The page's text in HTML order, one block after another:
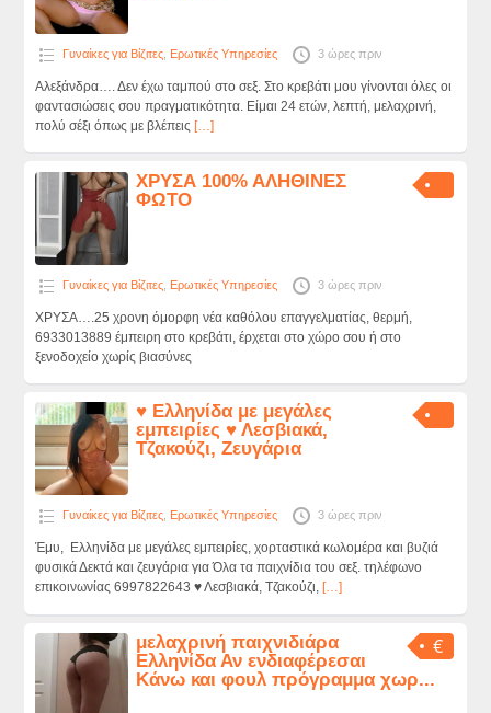
Γυναίκες για Βίζιτες, Ερωτικές Υπηρεσίες 3 ώρες πριν
Αλεξάνδρα…. Δεν έχω ταμπού στο σεξ. Στο κρεβάτι μου γίνονται όλες οι
φαντασιώσεις σου πραγματικότητα. Είμαι 24 ετών, λεπτή, μελαχρινή,
πολύ σέξι όπως με βλέπεις […]
ΧΡΥΣΑ 100% ΑΛΗΘΙΝΕΣ
ΦΩΤΟ
Γυναίκες για Βίζιτες, Ερωτικές Υπηρεσίες 3 ώρες πριν
ΧΡΥΣΑ….25 χρονη όμορφη νέα καθόλου επαγγελματίας, θερμή,
6933013889 έμπειρη στο κρεβάτι, έρχεται στο χώρο σου ή στο
ξενοδοχείο χωρίς βιασύνες
♥ Ελληνίδα με μεγάλες
εμπειρίες ♥ Λεσβιακά,
Τζακούζι, Ζευγάρια
Γυναίκες για Βίζιτες, Ερωτικές Υπηρεσίες 3 ώρες πριν
Έμυ, Ελληνίδα με μεγάλες εμπειρίες, χορταστικά κωλομέρα και βυζιά
φυσικά Δεκτά και ζευγάρια για Όλα τα παιχνίδια του σεξ. τηλέφωνο
επικοινωνίας 6997822643 ♥ Λεσβιακά, Τζακούζι, […]
€
μελαχρινή παιχνιδιάρα
Ελληνίδα Αν ενδιαφέρεσαι
Κάνω και φουλ πρόγραμμα χωρ...